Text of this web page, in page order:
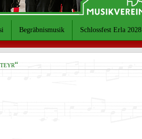
Begräbnismusik Schlossfest Erla 2028